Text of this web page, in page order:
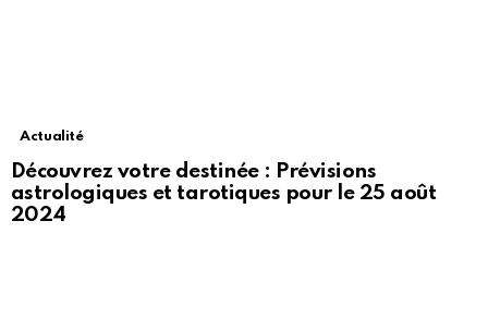
Actualité
Découvrez votre destinée : Prévisions
astrologiques et tarotiques pour le 25 août
2024